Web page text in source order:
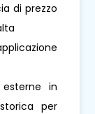
di prezzo
in
per